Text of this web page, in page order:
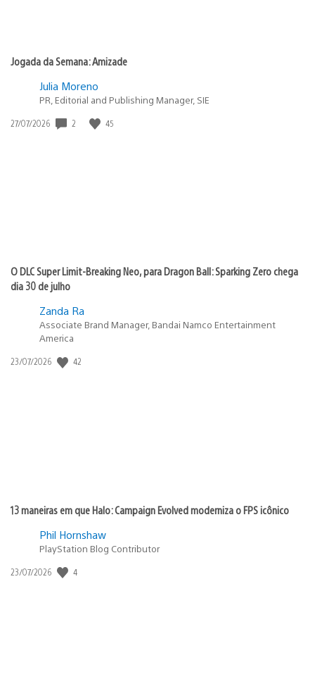
Jogada da Semana: Amizade
Julia Moreno
PR, Editorial and Publishing Manager, SIE
Data
27/07/2026 2 45
O DLC Super Limit-Breaking Neo, para Dragon Ball: Sparking Zero chega
dia 30 de julho
Zanda Ra
Associate Brand Manager, Bandai Namco Entertainment
America
Data
23/07/2026 42
13 maneiras em que Halo: Campaign Evolved moderniza o FPS icônico
Phil Hornshaw
PlayStation Blog Contributor
Data
23/07/2026 4